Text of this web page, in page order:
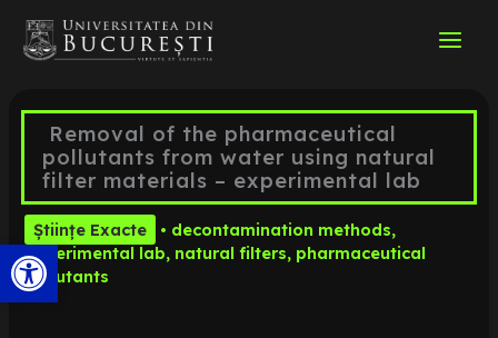
Open toolbar
content
Removal of the pharmaceutical
pollutants from water using natural
filter materials – experimental lab
Științe Exacte • decontamination methods,
experimental lab, natural filters, pharmaceutical
pollutants